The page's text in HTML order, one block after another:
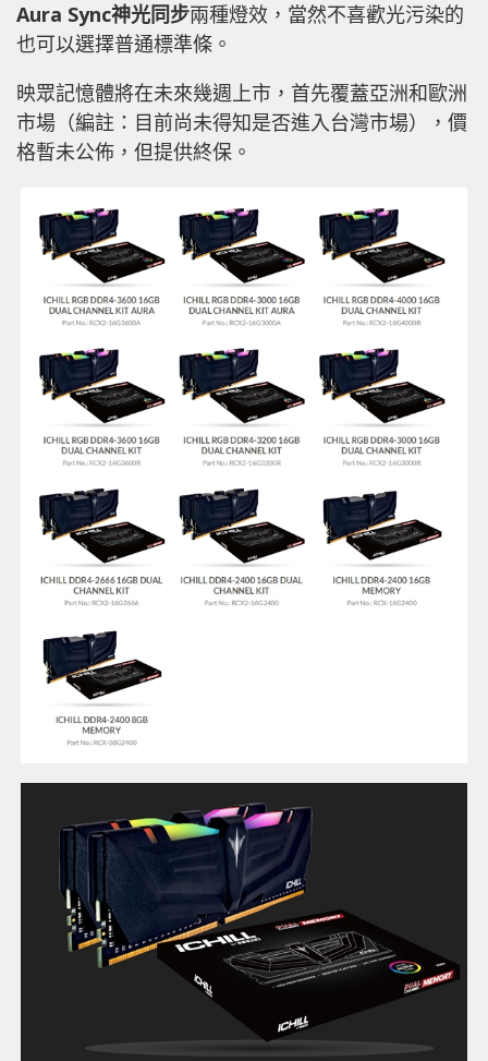
Aura Sync神光同步兩種燈效，當然不喜歡光污染的
也可以選擇普通標準條。
映眾記憶體將在未來幾週上市，首先覆蓋亞洲和歐洲
市場（編註：目前尚未得知是否進入台灣市場），價
格暫未公佈，但提供終保。